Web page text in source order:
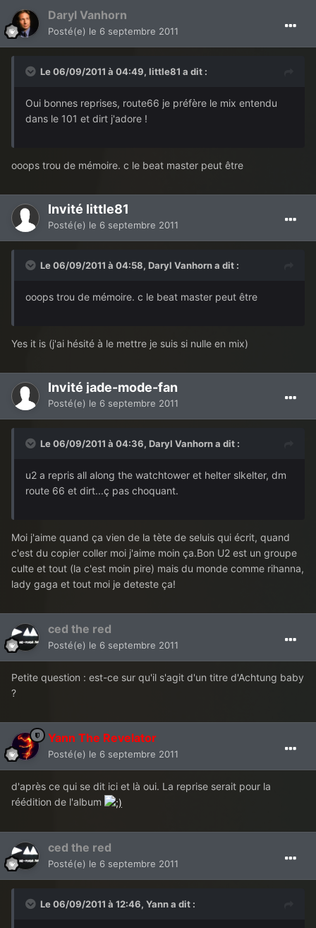
Daryl Vanhorn
Posté(e) le 6 septembre 2011
Le 06/09/2011 à 04:49, little81 a dit :
Oui bonnes reprises, route66 je préfère le mix entendu
dans le 101 et dirt j'adore !
ooops trou de mémoire. c le beat master peut être
Invité little81
Posté(e) le 6 septembre 2011
Le 06/09/2011 à 04:58, Daryl Vanhorn a dit :
ooops trou de mémoire. c le beat master peut être
Yes it is (j'ai hésité à le mettre je suis si nulle en mix)
Invité jade-mode-fan
Posté(e) le 6 septembre 2011
Le 06/09/2011 à 04:36, Daryl Vanhorn a dit :
u2 a repris all along the watchtower et helter slkelter, dm
route 66 et dirt...ç pas choquant.
Moi j'aime quand ça vien de la tète de seluis qui écrit, quand
c'est du copier coller moi j'aime moin ça.Bon U2 est un groupe
culte et tout (la c'est moin pire) mais du monde comme rihanna,
lady gaga et tout moi je deteste ça!
ced the red
Posté(e) le 6 septembre 2011
Petite question : est-ce sur qu'il s'agit d'un titre d'Achtung baby
?
Yann The Revelator
Posté(e) le 6 septembre 2011
d'après ce qui se dit ici et là oui. La reprise serait pour la
réédition de l'album
ced the red
Posté(e) le 6 septembre 2011
Le 06/09/2011 à 12:46, Yann a dit :